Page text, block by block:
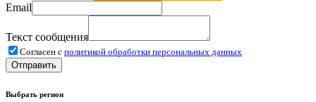
Email
Текст сообщения
Согласен с политикой обработки персональных данных
Отправить
Выбрать регион